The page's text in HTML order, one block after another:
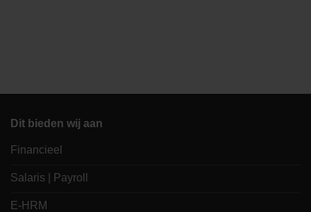
Dit bieden wij aan
Financieel
Salaris | Payroll
E-HRM